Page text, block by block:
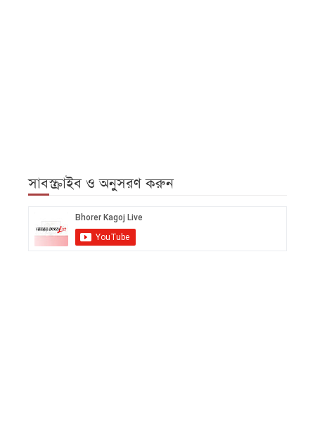
সাবস্ক্রাইব ও অনুসরণ করুন